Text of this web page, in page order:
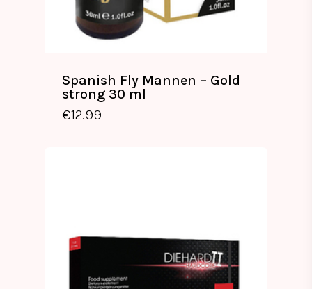
Spanish Fly Mannen – Gold
strong 30 ml
€12.99
€